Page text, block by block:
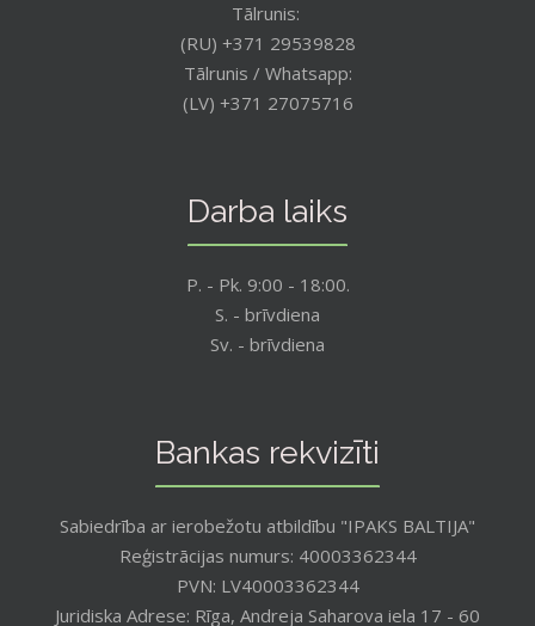
Tālrunis:
(RU) +371 29539828
Tālrunis / Whatsapp:
(LV) +371 27075716
Darba laiks
P. - Pk. 9:00 - 18:00.
S. - brīvdiena
Sv. - brīvdiena
Bankas rekvizīti
Sabiedrība ar ierobežotu atbildību "IPAKS BALTIJA"
Reģistrācijas numurs: 40003362344
PVN: LV40003362344
Juridiska Adrese: Rīga, Andreja Saharova iela 17 - 60